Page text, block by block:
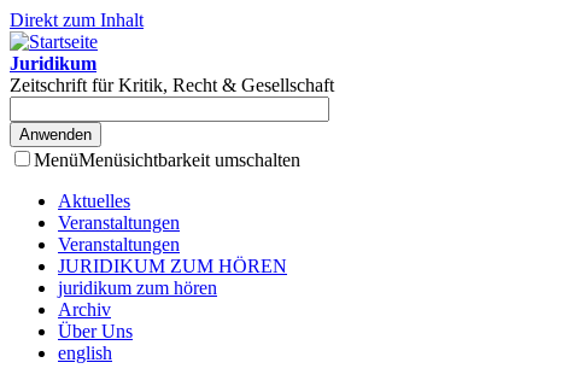
Direkt zum Inhalt
Juridikum
Zeitschrift für Kritik, Recht & Gesellschaft
MenüMenüsichtbarkeit umschalten
Aktuelles
Veranstaltungen
Veranstaltungen
JURIDIKUM ZUM HÖREN
juridikum zum hören
Archiv
Über Uns
english